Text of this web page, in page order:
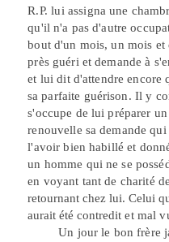
R.P. luiassigna une
qu'il n'a pas d'autre
bout d'un mois, un mois et
près guéri et demande à
et lui dit d'attendre encore
saparfaite guérison. Il y
s'occupe de lui préparer
renouvelle sa demande qui
l'avoir bien habillé et
un homme qui ne se
en voyant tant de charité
retournant chez lui. Celui
aurait été contredit et mal
Un jour le bon frère